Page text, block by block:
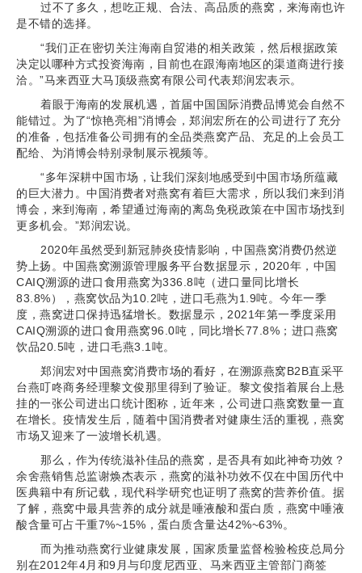
过不了多久，想吃正规、合法、高品质的燕窝，来海南也许
是不错的选择。
“我们正在密切关注海南自贸港的相关政策，然后根据政策
决定以哪种方式投资海南，目前也在跟海南地区的渠道商进行接
洽。”马来西亚大马顶级燕窝有限公司代表郑润宏表示。
着眼于海南的发展机遇，首届中国国际消费品博览会自然不
能错过。为了“惊艳亮相”消博会，郑润宏所在的公司进行了充分
的准备，包括准备公司拥有的全品类燕窝产品、充足的上会员工
配给、为消博会特别录制展示视频等。
“多年深耕中国市场，让我们深刻地感受到中国市场所蕴藏
的巨大潜力。中国消费者对燕窝有着巨大需求，所以我们来到消
博会，来到海南，希望通过海南的离岛免税政策在中国市场找到
更多机会。”郑润宏说。
2020年虽然受到新冠肺炎疫情影响，中国燕窝消费仍然逆
势上扬。中国燕窝溯源管理服务平台数据显示，2020年，中国
CAIQ溯源的进口食用燕窝为336.8吨（进口量同比增长
83.8%），燕窝饮品为10.2吨，进口毛燕为1.9吨。今年一季
度，燕窝进口保持迅猛增长。数据显示，2021年第一季度采用
CAIQ溯源的进口食用燕窝96.0吨，同比增长77.8%；进口燕窝
饮品20.5吨，进口毛燕3.1吨。
郑润宏对中国燕窝消费市场的看好，在溯源燕窝B2B直采平
台燕叮咚商务经理黎文俊那里得到了验证。黎文俊指着展台上悬
挂的一张公司进出口统计图称，近年来，公司进口燕窝数量一直
在增长。疫情发生后，随着中国消费者对健康生活的重视，燕窝
市场又迎来了一波增长机遇。
那么，作为传统滋补佳品的燕窝，是否具有如此神奇功效？
余舍燕销售总监谢焕杰表示，燕窝的滋补功效不仅在中国历代中
医典籍中有所记载，现代科学研究也证明了燕窝的营养价值。据
了解，燕窝中最具营养的成分就是唾液酸和蛋白质，燕窝中唾液
酸含量可占干重7%~15%，蛋白质含量达42%~63%。
而为推动燕窝行业健康发展，国家质量监督检验检疫总局分
别在2012年4月和9月与印度尼西亚、马来西亚主管部门商签